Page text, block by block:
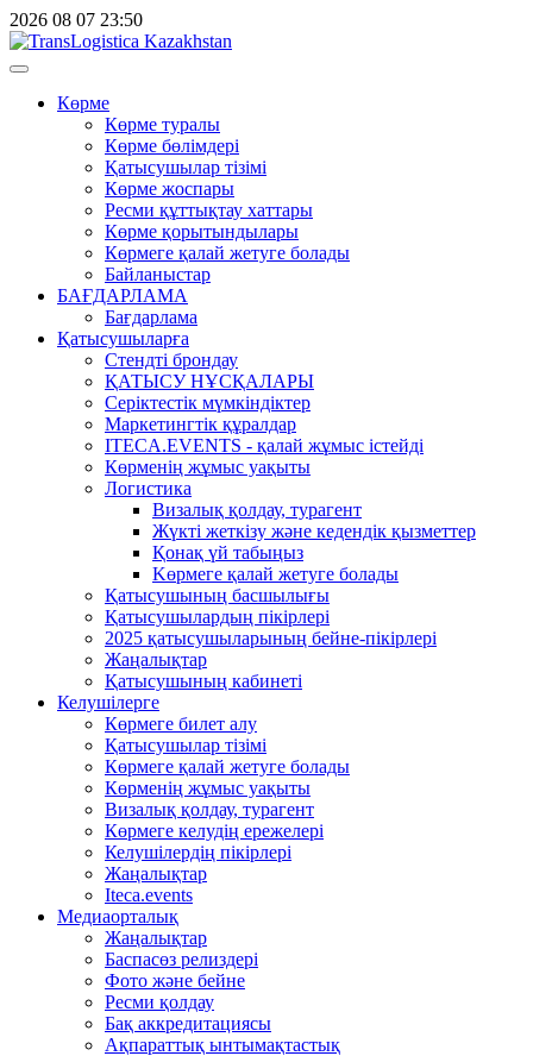
2026 08 07 23:50
Көрме
Көрме туралы
Көрме бөлімдері
Қатысушылар тізімі
Көрме жоспары
Ресми құттықтау хаттары
Көрме қорытындылары
Көрмеге қалай жетуге болады
Байланыстар
БАҒДАРЛАМА
Бағдарлама
Қатысушыларға
Стендті брондау
ҚАТЫСУ НҰСҚАЛАРЫ
Серіктестік мүмкіндіктер
Маркетингтік құралдар
ITECA.EVENTS - қалай жұмыс істейді
Көрменің жұмыс уақыты
Логистика
Визалық қолдау, турагент
Жүкті жеткізу және кедендік қызметтер
Қонақ үй табыңыз
Kөрмеге қалай жетуге болады
Қатысушының басшылығы
Қатысушылардың пікірлері
2025 қатысушыларының бейне-пікірлері
Жаңалықтар
Қатысушының кабинеті
Келушілерге
Көрмеге билет алу
Қатысушылар тізімі
Көрмеге қалай жетуге болады
Көрменің жұмыс уақыты
Визалық қолдау, турагент
Көрмеге келудің ережелері
Келушілердің пікірлері
Жаңалықтар
Iteca.events
Медиаорталық
Жаңалықтар
Баспасөз релиздері
Фото және бейне
Ресми қолдау
Бақ аккредитациясы
Ақпараттық ынтымақтастық